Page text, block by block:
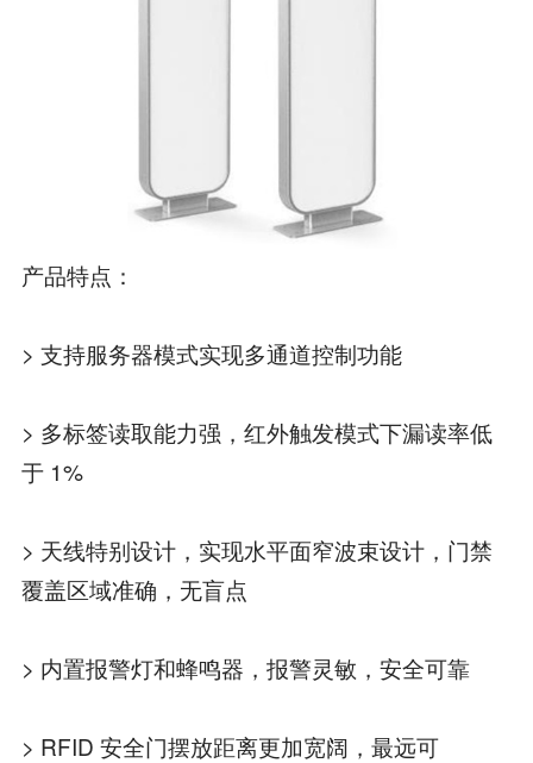
产品特点：
> 支持服务器模式实现多通道控制功能
> 多标签读取能力强，红外触发模式下漏读率低
于 1%
> 天线特别设计，实现水平面窄波束设计，门禁
覆盖区域准确，无盲点
> 内置报警灯和蜂鸣器，报警灵敏，安全可靠
> RFID 安全门摆放距离更加宽阔，最远可